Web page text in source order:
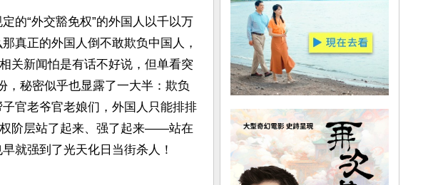
的“外交豁免权”的外国人以千以万
真正的外国人倒不敢欺负中国人，
关新闻怕是有话不好说，但单看突
，秘密似乎也显露了一大半：欺负
官老爷官老娘们，外国人只能排排
权阶层站了起来、强了起来——站在
就强到了光天化日当街杀人！